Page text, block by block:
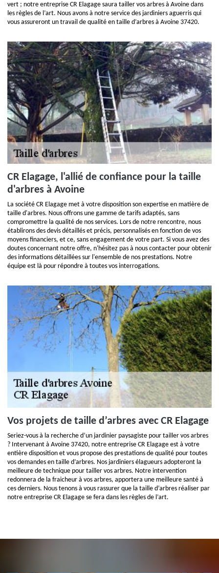
vert ; notre entreprise CR Elagage saura tailler vos arbres à Avoine dans
les règles de l’art. Nous avons à notre service des jardiniers aguerris qui
vous assureront un travail de qualité en taille d’arbres à Avoine 37420.
CR Elagage, l'allié de confiance pour la taille
d'arbres à Avoine
La société CR Elagage met à votre disposition son expertise en matière de
taille d'arbres. Nous offrons une gamme de tarifs adaptés, sans
compromettre la qualité de nos services. Lors de notre rencontre, nous
établirons des devis détaillés et précis, personnalisés en fonction de vos
moyens financiers, et ce, sans engagement de votre part. Si vous avez des
doutes concernant notre offre, n'hésitez pas à nous contacter pour obtenir
des informations détaillées sur l'ensemble de nos prestations. Notre
équipe est là pour répondre à toutes vos interrogations.
Vos projets de taille d’arbres avec CR Elagage
Seriez-vous à la recherche d’un jardinier paysagiste pour tailler vos arbres
? Intervenant à Avoine 37420, notre entreprise CR Elagage est à votre
entière disposition et vous propose des prestations de qualité pour toutes
vos demandes en taille d’arbres. Nos jardiniers élagueurs adopteront la
meilleure de technique pour tailler vos arbres. Notre intervention
redonnera de la fraicheur à vos arbres, apportera une meilleure santé à
ces derniers. Nous tenons à vous rassurer que la taille d’arbres réaliser par
notre entreprise CR Elagage se fera dans les règles de l’art.